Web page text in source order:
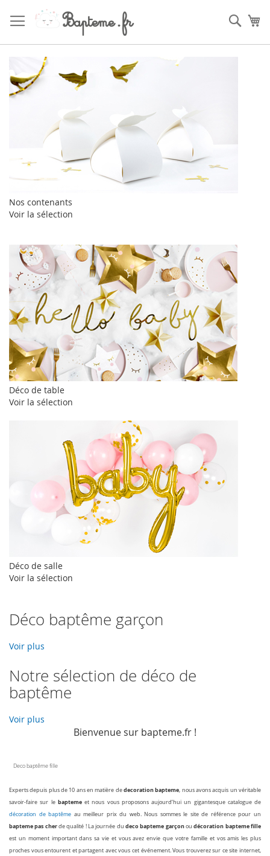
to
Content
Nos contenants
Voir la sélection
Déco de table
Voir la sélection
Déco de salle
Voir la sélection
Déco baptême garçon
Voir plus
Notre sélection de déco de
baptême
Voir plus
Bienvenue sur bapteme.fr !
Deco baptême fille
Experts depuis plus de 10 ans en matière dedecoration bapteme, nous avons acquis un véritable
savoir-faire sur le baptemeet nous vous proposons aujourd’hui un gigantesque catalogue de
décoration de baptême au meilleur prix du web. Nous sommes le site de référence pour un
bapteme pas cherde qualité ! La journée dudeco bapteme garçonoudécoration bapteme fille
est un moment important dans sa vie et vous avez envie que votre famille et vos amis les plus
proches vous entourent et partagent avec vous cet événement. Vous trouverez sur ce site internet,